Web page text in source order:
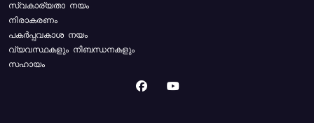
സ്വകാര്യതാ നയം
നിരാകരണം
പകർപ്പവകാശ നയം
വ്യവസ്ഥകളും നിബന്ധനകളും
സഹായം